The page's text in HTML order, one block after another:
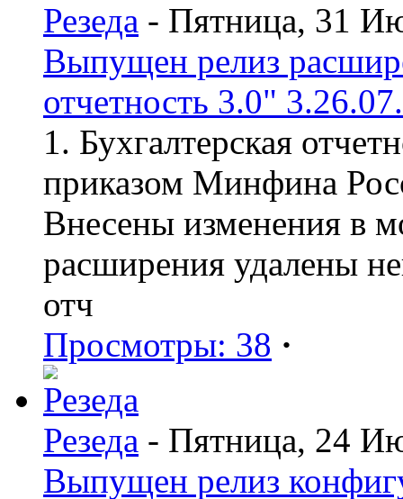
Резеда - Пятница, 31
Выпущен релиз
отчетность 3.0"
1. Бухгалтерская
приказом Минфина
Внесены изменения в
расширения удалены
отч
Просмотры: 38 ·
Резеда - Пятница, 24
Выпущен релиз